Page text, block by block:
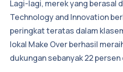
Lagi-lagi, merek yang berasal
Technology and Innovation
peringkat teratas dalam
lokal Make Over berhasil
dukungan sebanyak 22